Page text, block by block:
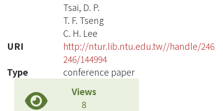
Tsai, D. P.
T. F. Tseng
C. H. Lee
URI
http://ntur.lib.ntu.edu.tw//handle/246
246/144994
Type
conference paper
Views
8